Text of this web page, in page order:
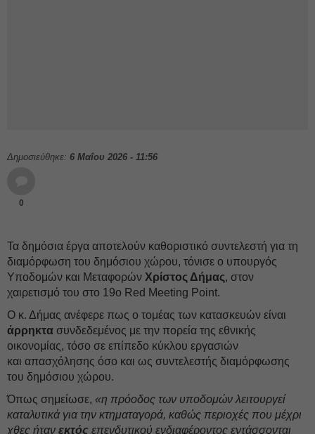
Δημοσιεύθηκε: 6 Μαΐου 2026 - 11:56
0
Τα δημόσια έργα αποτελούν καθοριστικό συντελεστή για τη
διαμόρφωση του δημόσιου χώρου, τόνισε ο υπουργός
Υποδομών και Μεταφορών Χρίστος Δήμας, στον
χαιρετισμό του στο 19ο Red Meeting Point.
Ο κ. Δήμας ανέφερε πως ο τομέας των κατασκευών είναι
άρρηκτα συνδεδεμένος με την πορεία της εθνικής
οικονομίας, τόσο σε επίπεδο κύκλου εργασιών
και απασχόλησης όσο και ως συντελεστής διαμόρφωσης
του δημόσιου χώρου.
Όπως σημείωσε, «η πρόοδος των υποδομών λειτουργεί
καταλυτικά για την κτηματαγορά, καθώς περιοχές που μέχρι
χθες ήταν εκτός επενδυτικού ενδιαφέροντος εντάσσονται